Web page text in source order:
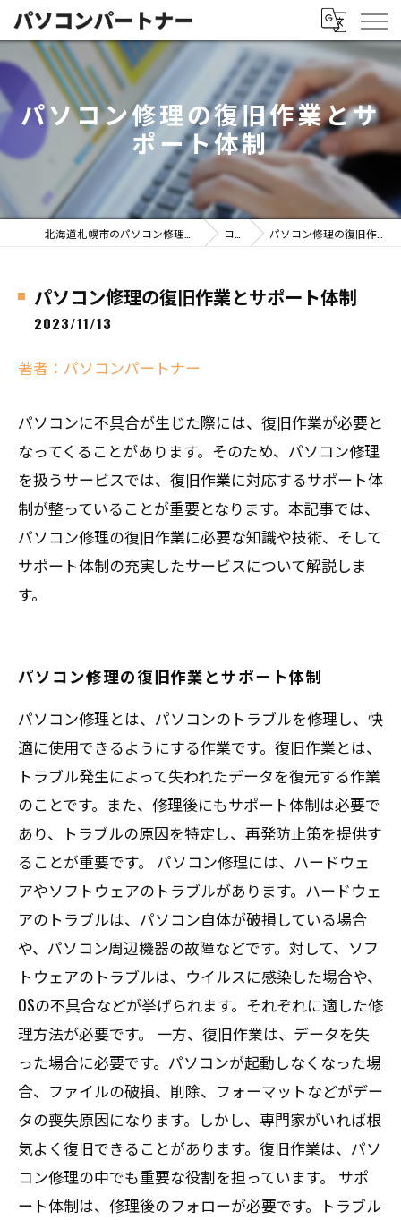
パソコン修理の復旧作業とサ
ポート体制
コラム パソコン修理の復旧作業とサポート体制
パソコン修理の復旧作業とサポート体制
2023/11/13
著者：パソコンパートナー
パソコンに不具合が生じた際には、復旧作業が必要と
なってくることがあります。そのため、パソコン修理
を扱うサービスでは、復旧作業に対応するサポート体
制が整っていることが重要となります。本記事では、
パソコン修理の復旧作業に必要な知識や技術、そして
サポート体制の充実したサービスについて解説しま
す。
パソコン修理の復旧作業とサポート体制
パソコン修理とは、パソコンのトラブルを修理し、快
適に使用できるようにする作業です。復旧作業とは、
トラブル発生によって失われたデータを復元する作業
のことです。また、修理後にもサポート体制は必要で
あり、トラブルの原因を特定し、再発防止策を提供す
ることが重要です。 パソコン修理には、ハードウェ
アやソフトウェアのトラブルがあります。ハードウェ
アのトラブルは、パソコン自体が破損している場合
や、パソコン周辺機器の故障などです。対して、ソフ
トウェアのトラブルは、ウイルスに感染した場合や、
OSの不具合などが挙げられます。それぞれに適した修
理方法が必要です。 一方、復旧作業は、データを失
った場合に必要です。パソコンが起動しなくなった場
合、ファイルの破損、削除、フォーマットなどがデー
タの喪失原因になります。しかし、専門家がいれば根
気よく復旧できることがあります。復旧作業は、パソ
コン修理の中でも重要な役割を担っています。 サポ
ート体制は、修理後のフォローが必要です。トラブル